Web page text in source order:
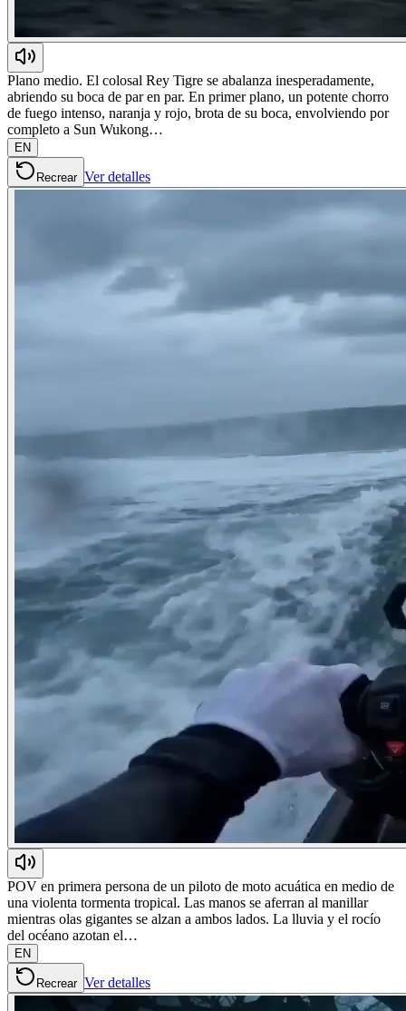
Plano medio. El colosal Rey Tigre se abalanza inesperadamente,
abriendo su boca de par en par. En primer plano, un potente chorro
de fuego intenso, naranja y rojo, brota de su boca, envolviendo por
completo a Sun Wukong…
EN
Recrear Ver detalles
POV en primera persona de un piloto de moto acuática en medio de
una violenta tormenta tropical. Las manos se aferran al manillar
mientras olas gigantes se alzan a ambos lados. La lluvia y el rocío
del océano azotan el…
EN
Recrear Ver detalles